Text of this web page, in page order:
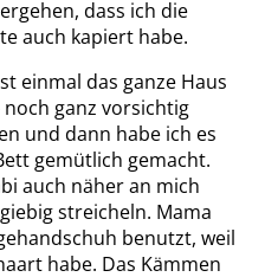
dass ich die
auch kapiert habe.
einmal das ganze Haus
ganz vorsichtig
und dann habe ich es
gemütlich gemacht.
auch näher an mich
streicheln. Mama
benutzt, weil
habe. Das Kämmen